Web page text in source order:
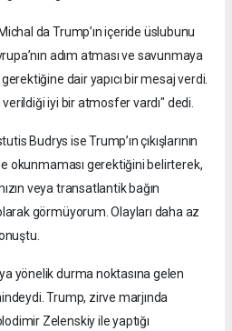
da Trump’ın içeride üslubunu
adım atması ve savunmaya
dair yapıcı bir mesaj verdi.
verildiği iyi bir atmosfer vardı" dedi.
Budrys ise Trump’ın çıkışlarının
okunmaması gerektiğini belirterek,
veya transatlantik bağın
görmüyorum. Olayları daha az
yönelik durma noktasına gelen
Trump, zirve marjında
Zelenskiy ile yaptığı